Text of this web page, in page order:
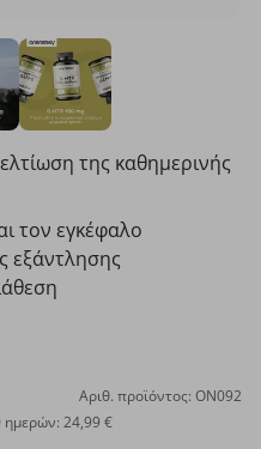
της καθημερινής
τον εγκέφαλο
εξάντλησης
Αριθ. προϊόντος: ON092
ημερών: 24,99 €